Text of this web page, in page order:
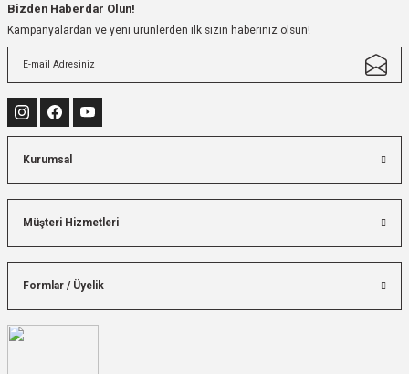
Bizden Haberdar Olun!
Kampanyalardan ve yeni ürünlerden ilk sizin haberiniz olsun!
Kurumsal
Müşteri Hizmetleri
Formlar / Üyelik